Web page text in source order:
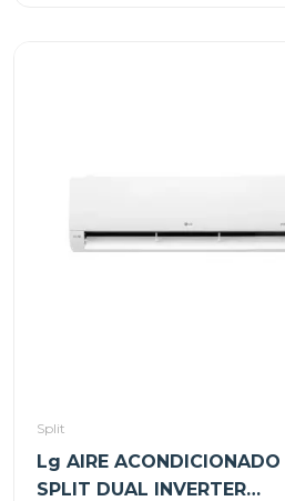
Split
Lg AIRE ACONDICIONADO
SPLIT DUAL INVERTER